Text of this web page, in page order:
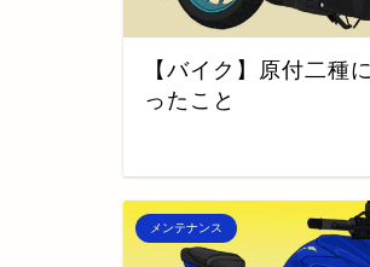
【バイク】原付二種
ったこと
メンテナンス